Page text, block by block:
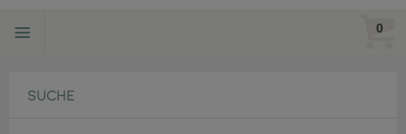
0
SUCHE